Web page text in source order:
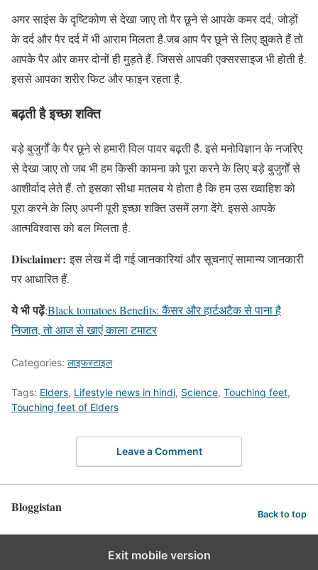
अगर साइंस के दृष्टिकोण से देखा जाए तो पैर छूने से आपके कमर दर्द, जोड़ों
के दर्द और पैर दर्द में भी आराम मिलता है.जब आप पैर छूने से लिए झुकते हैं तो
आपके पैर और कमर दोनों ही मुड़ते हैं. जिससे आपकी एक्सरसाइज भी होती है.
इससे आपका शरीर फिट और फाइन रहता है.
बढ़ती है इच्छा शक्ति
बड़े बुजुर्गों के पैर छूने से हमारी विल पावर बढ़ती है. इसे मनोविज्ञान के नजरिए
से देखा जाए तो जब भी हम किसी कामना को पूरा करने के लिए बड़े बुजुर्गों से
आशीर्वाद लेते हैं. तो इसका सीधा मतलब ये होता है कि हम उस ख्वाहिश को
पूरा करने के लिए अपनी पूरी इच्छा शक्ति उसमें लगा देंगे. इससे आपके
आत्मविश्वास को बल मिलता है.
Disclaimer: इस लेख में दी गई जानकारियां और सूचनाएं सामान्य जानकारी
पर आधारित हैं.
ये भी पढ़ें:Black tomatoes Benefits: कैंसर और हार्टअटैक से पाना है
निजात, तो आज से खाएं काला टमाटर
Categories: लाइफस्टाइल
Tags: Elders, Lifestyle news in hindi, Science, Touching feet,
Touching feet of Elders
Leave a Comment
Bloggistan Back to top
Exit mobile version